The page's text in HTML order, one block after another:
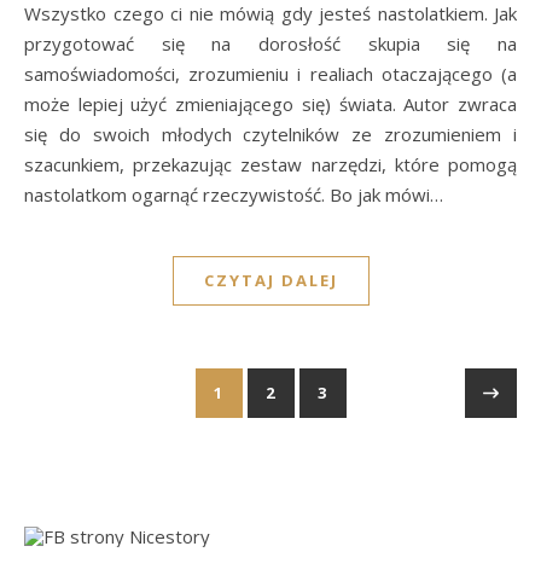
Wszystko czego ci nie mówią gdy jesteś nastolatkiem. Jak
przygotować się na dorosłość skupia się na
samoświadomości, zrozumieniu i realiach otaczającego (a
może lepiej użyć zmieniającego się) świata. Autor zwraca
się do swoich młodych czytelników ze zrozumieniem i
szacunkiem, przekazując zestaw narzędzi, które pomogą
nastolatkom ogarnąć rzeczywistość. Bo jak mówi…
CZYTAJ DALEJ
1 2 3